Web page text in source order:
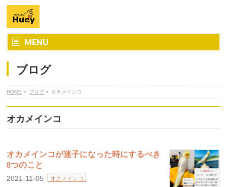
MENU
ブログ
HOME » ブログ » オカメインコ
オカメインコ
オカメインコが迷子になった時にするべき
8つのこと
2021-11-05 オカメインコ